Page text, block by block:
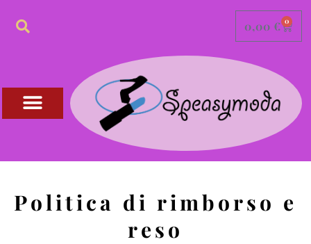
0,00 € 0
Politica di rimborso e
reso